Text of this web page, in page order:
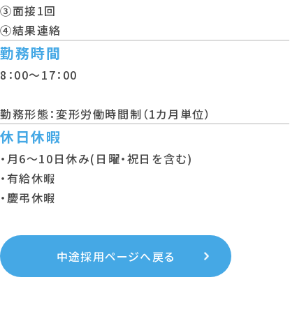
③面接1回
④結果連絡
勤務時間
8：00～17：00
勤務形態：変形労働時間制（1カ月単位）
休日休暇
・月6～10日休み(日曜・祝日を含む)
・有給休暇
・慶弔休暇
中途採用ページへ戻る